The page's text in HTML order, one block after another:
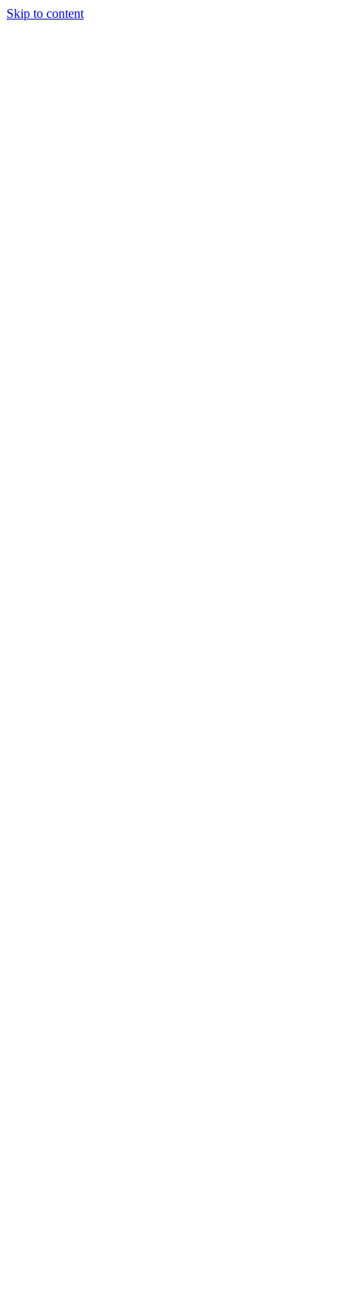
Skip to content